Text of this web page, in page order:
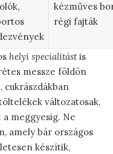
kézműves
régi fajták
helyi specialitástis
messze földön
cukrászdákban
változatosak,
a meggyesig. Ne
amely bár országos
készítik,